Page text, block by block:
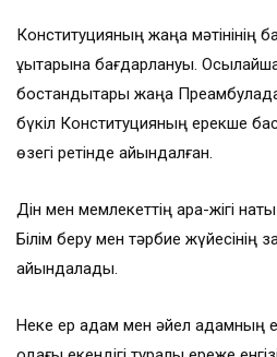
Конституцияның жаңа мәтінінің
құқықтарына бағдарлануы.
бостандықтары жаңа Преамбулада
бүкіл Конституцияның ерекше
өзегі ретінде айқындалған.
Дін мен мемлекеттің ара-жігі
Білім беру мен тәрбие жүйесінің
айқындалады.
Неке ер адам мен әйел адамның